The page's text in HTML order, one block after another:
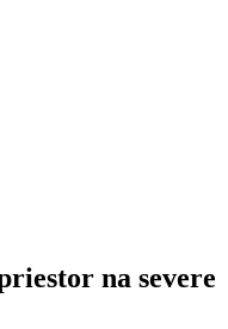
na severe